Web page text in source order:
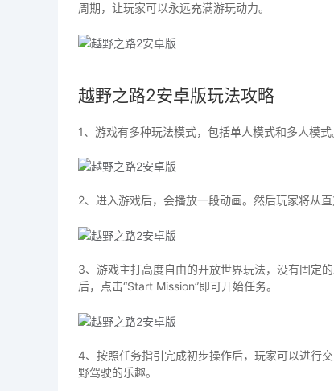
周期，让玩家可以永远充满游玩动力。
越野之路2安卓版玩法攻略
1、游戏有多种玩法模式，包括单人模式和多人模式
2、进入游戏后，会播放一段动画。然后玩家将从
3、游戏主打高度自由的开放世界玩法，没有固定
后，点击“Start Mission”即可开始任务。
4、按照任务指引完成初步操作后，玩家可以进行
野驾驶的乐趣。